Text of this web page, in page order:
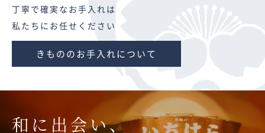
丁寧で確実なお手入れは
私たちにお任せください
きもののお手入れについて
和に出会い、